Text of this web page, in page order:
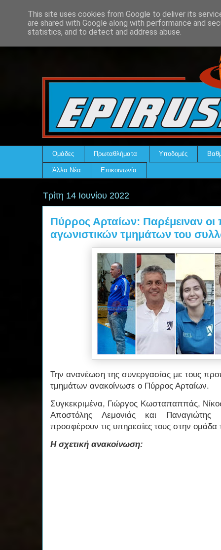
Ομάδες Πρωταθλήματα Υποδομές
Άλλα Νέα Επικοινωνία
Τρίτη 14 Ιουνίου 2022
Πύρρος Αρταίων: Παρέμειναν
αγωνιστικών τμημάτων του
Την ανανέωση της συνεργασίας με τους
τμημάτων ανακοίνωσε ο Πύρρος Αρταίων.
Συγκεκριμένα, Γιώργος Κωσταπαππάς,
Αποστόλης Λεμονιάς και
προσφέρουν τις υπηρεσίες τους στην ομάδα
Η σχετική ανακοίνωση:
This site uses cookies from Google to deliver its
are shared with Google along with performance and
statistics, and to detect and address abuse.